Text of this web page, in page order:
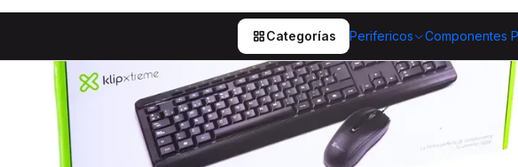
Categorías Perifericos Componentes